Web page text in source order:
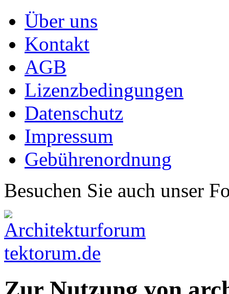
Über uns
Kontakt
AGB
Lizenzbedingungen
Datenschutz
Impressum
Gebührenordnung
Besuchen Sie auch unser